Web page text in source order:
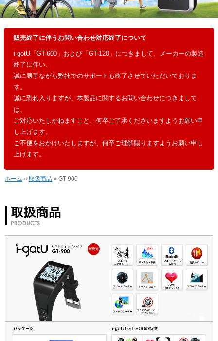
販売終了に伴うお問い合わせ対応終了について
i-gotU「GT-600」および「GT-120」につきまして、メーカーの製造
終了に伴い、
誠に勝手ながら弊社でのサポートも終了させていただいておりま
す。
誠に恐れ入りますが、本製品に関するお問い合わせにつきまして
は、
ご対応いたしかねますこと、何卒ご了承くださいますようお願い申
し上げます。
ご不便をおかけいたしますが、何卒ご理解賜りますようお願い申し
上げます。
ホーム » 取扱商品 » GT-900